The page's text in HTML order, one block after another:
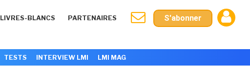
LIVRES-BLANCS PARTENAIRES S'abonner
TESTS INTERVIEW LMI LMI MAG